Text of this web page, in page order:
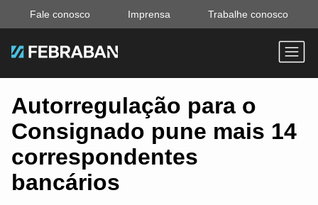
Fale conosco Imprensa Trabalhe conosco
Autorregulação para o
Consignado pune mais 14
correspondentes
bancários